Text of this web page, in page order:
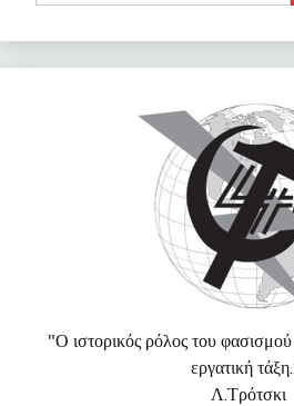
"Ο ιστορικός ρόλος του φασισμού
εργατική
Λ.Τρότσκι